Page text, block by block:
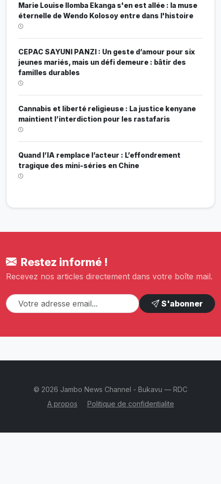
Marie Louise Ilomba Ekanga s'en est allée : la muse
éternelle de Wendo Kolosoy entre dans l'histoire
CEPAC SAYUNI PANZI : Un geste d’amour pour six
jeunes mariés, mais un défi demeure : bâtir des
familles durables
Cannabis et liberté religieuse : La justice kenyane
maintient l’interdiction pour les rastafaris
Quand l’IA remplace l’acteur : L’effondrement
tragique des mini-séries en Chine
Restez informé !
Recevez nos articles directement dans votre boîte mail.
S'abonner
© 2026 Jambo News Channel - Bukavu — RDC
A propos
Politique de confidentialite